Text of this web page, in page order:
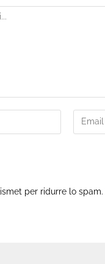
per ridurre lo spam.